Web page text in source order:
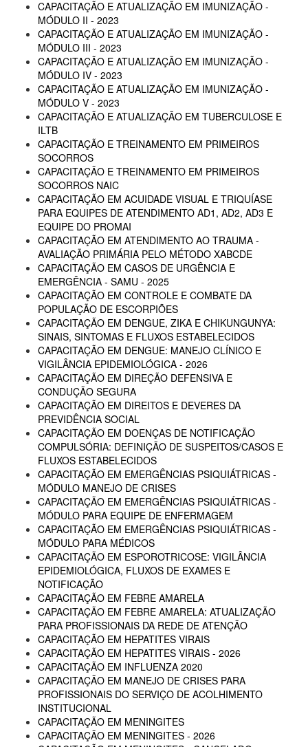
CAPACITAÇÃO E ATUALIZAÇÃO EM IMUNIZAÇÃO -
MÓDULO II - 2023
CAPACITAÇÃO E ATUALIZAÇÃO EM IMUNIZAÇÃO -
MÓDULO III - 2023
CAPACITAÇÃO E ATUALIZAÇÃO EM IMUNIZAÇÃO -
MÓDULO IV - 2023
CAPACITAÇÃO E ATUALIZAÇÃO EM IMUNIZAÇÃO -
MÓDULO V - 2023
CAPACITAÇÃO E ATUALIZAÇÃO EM TUBERCULOSE E
ILTB
CAPACITAÇÃO E TREINAMENTO EM PRIMEIROS
SOCORROS
CAPACITAÇÃO E TREINAMENTO EM PRIMEIROS
SOCORROS NAIC
CAPACITAÇÃO EM ACUIDADE VISUAL E TRIQUÍASE
PARA EQUIPES DE ATENDIMENTO AD1, AD2, AD3 E
EQUIPE DO PROMAI
CAPACITAÇÃO EM ATENDIMENTO AO TRAUMA -
AVALIAÇÃO PRIMÁRIA PELO MÉTODO XABCDE
CAPACITAÇÃO EM CASOS DE URGÊNCIA E
EMERGÊNCIA - SAMU - 2025
CAPACITAÇÃO EM CONTROLE E COMBATE DA
POPULAÇÃO DE ESCORPIÕES
CAPACITAÇÃO EM DENGUE, ZIKA E CHIKUNGUNYA:
SINAIS, SINTOMAS E FLUXOS ESTABELECIDOS
CAPACITAÇÃO EM DENGUE: MANEJO CLÍNICO E
VIGILÂNCIA EPIDEMIOLÓGICA - 2026
CAPACITAÇÃO EM DIREÇÃO DEFENSIVA E
CONDUÇÃO SEGURA
CAPACITAÇÃO EM DIREITOS E DEVERES DA
PREVIDÊNCIA SOCIAL
CAPACITAÇÃO EM DOENÇAS DE NOTIFICAÇÃO
COMPULSÓRIA: DEFINIÇÃO DE SUSPEITOS/CASOS E
FLUXOS ESTABELECIDOS
CAPACITAÇÃO EM EMERGÊNCIAS PSIQUIÁTRICAS -
MÓDULO MANEJO DE CRISES
CAPACITAÇÃO EM EMERGÊNCIAS PSIQUIÁTRICAS -
MÓDULO PARA EQUIPE DE ENFERMAGEM
CAPACITAÇÃO EM EMERGÊNCIAS PSIQUIÁTRICAS -
MÓDULO PARA MÉDICOS
CAPACITAÇÃO EM ESPOROTRICOSE: VIGILÂNCIA
EPIDEMIOLÓGICA, FLUXOS DE EXAMES E
NOTIFICAÇÃO
CAPACITAÇÃO EM FEBRE AMARELA
CAPACITAÇÃO EM FEBRE AMARELA: ATUALIZAÇÃO
PARA PROFISSIONAIS DA REDE DE ATENÇÃO
CAPACITAÇÃO EM HEPATITES VIRAIS
CAPACITAÇÃO EM HEPATITES VIRAIS - 2026
CAPACITAÇÃO EM INFLUENZA 2020
CAPACITAÇÃO EM MANEJO DE CRISES PARA
PROFISSIONAIS DO SERVIÇO DE ACOLHIMENTO
INSTITUCIONAL
CAPACITAÇÃO EM MENINGITES
CAPACITAÇÃO EM MENINGITES - 2026